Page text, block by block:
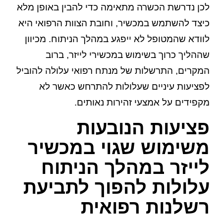
לכן נדרשת הכשרה מתאימה כדי להבין באופן מלא
כיצד להשתמש במכשיר, וחובת הצוות הרפואי היא
לוודא שהמטופל לא ייפגע במהלך הניתוח. מכיוון
שההליך כרוך בשימוש במכשירי לייזר, ברוב
המקרים, התרשלות של מנתח רפואי עלולה להוביל
לפציעות עיניים שעלולות להתרחש כאשר לא
מקפידים על אמצעי זהירות נאותים.
פציעות הנובעות
משימוש שגוי במכשיר
לייזר במהלך הניתוח
עלולות להפוך לתביעת
רשלנות רפואית